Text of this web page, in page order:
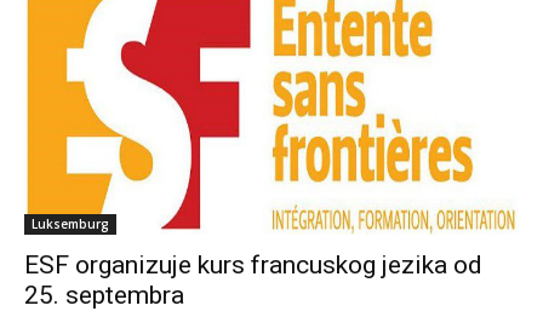
Luksemburg
ESF organizuje kurs francuskog jezika od
25. septembra